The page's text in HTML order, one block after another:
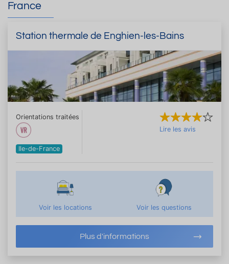
France
Station thermale de Enghien-les-Bains
Orientations traitées
Ile-de-France
Lire les avis
Voir les locations Voir les questions
Plus d'informations